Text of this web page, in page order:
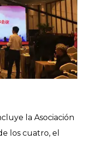
la Asociación
los cuatro, el